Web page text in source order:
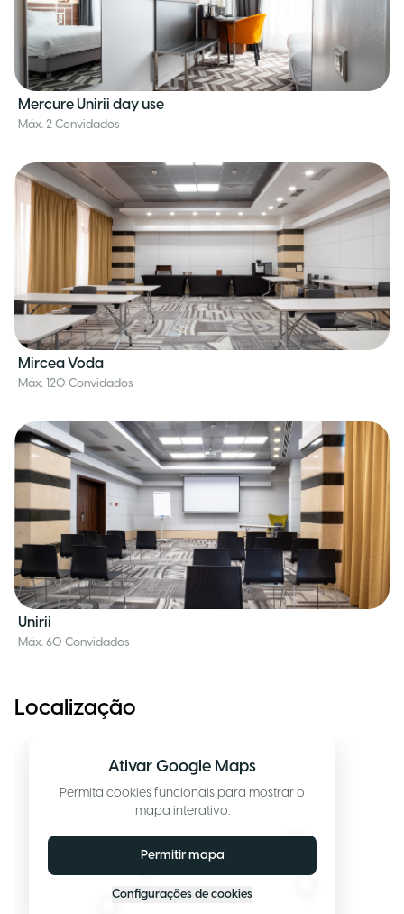
Mercure Unirii day use
Máx. 2 Convidados
Mircea Voda
Máx. 120 Convidados
Unirii
Máx. 60 Convidados
Localização
Ativar Google Maps
Permita cookies funcionais para mostrar o
mapa interativo.
Permitir mapa
Configurações de cookies